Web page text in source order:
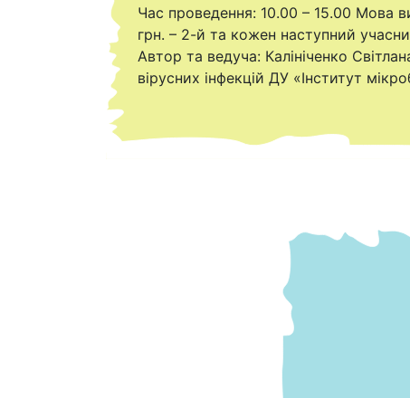
Час проведення: 10.00 – 15.00 Мова
грн. – 2-й та кожен наступний
Автор та ведуча: Калініченко
вірусних інфекцій ДУ «Інститут